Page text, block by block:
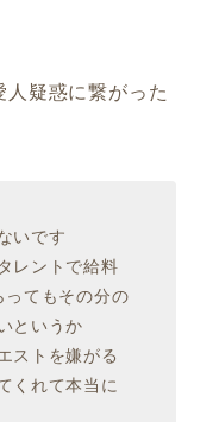
疑惑に繋がった
いです
レントで給料
ってもその分の
というか
ストを嫌がる
くれて本当に